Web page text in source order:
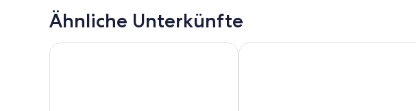
sowie einem Etagenbett (was auch von Erwachsenen genutzt werden kann).
Ähnliche Unterkünfte
Boxi 6 pax - Roomy Apartment with balcony4 Personen Altbau nahe